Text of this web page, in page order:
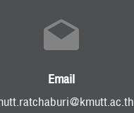
Email